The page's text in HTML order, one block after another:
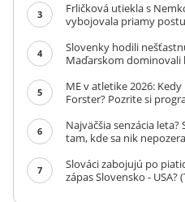
3
Frličková utiekla s
vybojovala priamy
4
Slovenky hodili
Maďarskom dominovali
5
ME v atletike 2026:
Forster? Pozrite si
6
Najväčšia senzácia
tam, kde sa nik
7
Slováci zabojujú po
zápas Slovensko - USA?